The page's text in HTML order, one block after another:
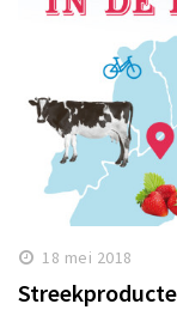
18 mei 2018